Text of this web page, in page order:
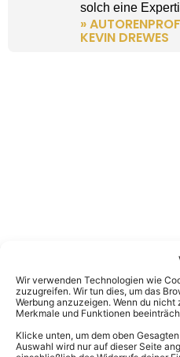
Wir verwenden Technologien wie
zuzugreifen. Wir tun dies, um das
Werbung anzuzeigen. Wenn du
Merkmale und Funktionen
Klicke unten, um dem oben
Auswahl wird nur auf dieser Seite
solch eine
»
KEVIN DREWES